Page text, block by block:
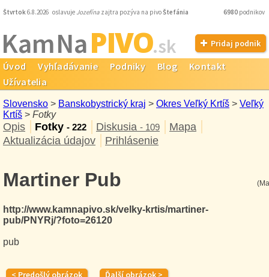
Štvrtok6.8.2026 oslavuje Jozefína zajtra pozýva na pivoŠtefánia 6980 podnikov
Kam NaPIVO.sk Pridaj podnik
Úvod Vyhľadávanie Podniky Blog
Kontakt
Užívatelia
Slovensko > Banskobystrický kraj > Okres Veľký Krtíš > Veľký
Krtíš > Fotky
Opis Fotky - 222 Diskusia - 109
Mapa
Aktualizácia údajov
Prihlásenie
Martiner Pub
http://www.kamnapivo.sk/velky-krtis/martiner-
pub/PNYRj/?foto=26120
pub